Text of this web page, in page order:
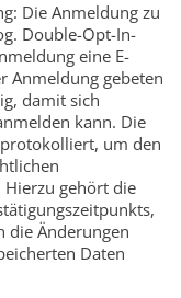
Die Anmeldung zu
Double-Opt-In-
eine E-
Anmeldung gebeten
damit sich
kann. Die
um den
gehört die
die Änderungen
Daten